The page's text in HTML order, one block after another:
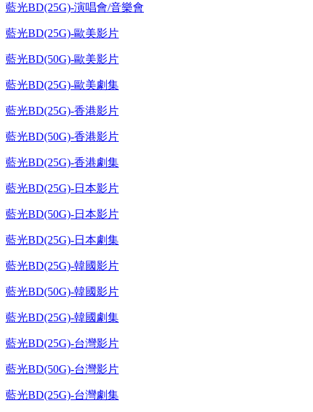
藍光BD(25G)-演唱會/音樂會
藍光BD(25G)-歐美影片
藍光BD(50G)-歐美影片
藍光BD(25G)-歐美劇集
藍光BD(25G)-香港影片
藍光BD(50G)-香港影片
藍光BD(25G)-香港劇集
藍光BD(25G)-日本影片
藍光BD(50G)-日本影片
藍光BD(25G)-日本劇集
藍光BD(25G)-韓國影片
藍光BD(50G)-韓國影片
藍光BD(25G)-韓國劇集
藍光BD(25G)-台灣影片
藍光BD(50G)-台灣影片
藍光BD(25G)-台灣劇集